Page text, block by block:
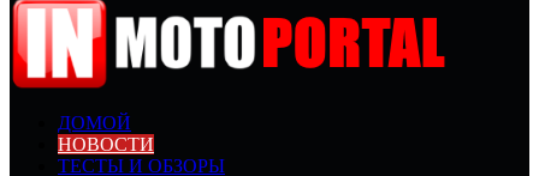
ДОМОЙ
НОВОСТИ
ТЕСТЫ И ОБЗОРЫ